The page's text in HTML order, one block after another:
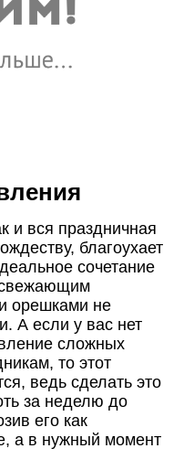
и вся праздничная
благоухает
сочетание
орешками не
А если у вас нет
сложных
то этот
ведь сделать это
за неделю до
его как
а в нужный момент